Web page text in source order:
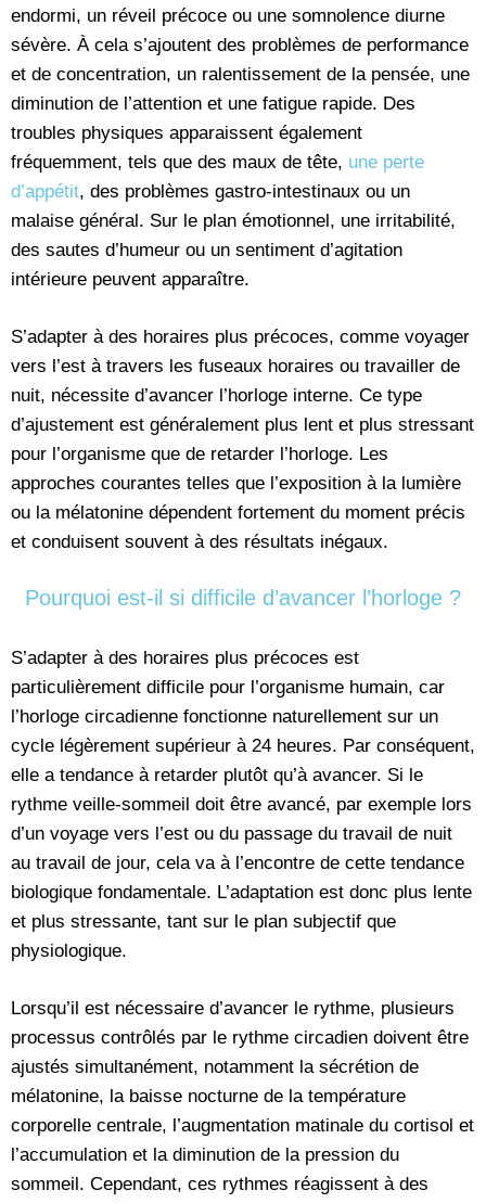
endormi, un réveil précoce ou une somnolence diurne
sévère. À cela s’ajoutent des problèmes de performance
et de concentration, un ralentissement de la pensée, une
diminution de l’attention et une fatigue rapide. Des
troubles physiques apparaissent également
fréquemment, tels que des maux de tête, une perte
d’appétit, des problèmes gastro-intestinaux ou un
malaise général. Sur le plan émotionnel, une irritabilité,
des sautes d’humeur ou un sentiment d’agitation
intérieure peuvent apparaître.
S’adapter à des horaires plus précoces, comme voyager
vers l’est à travers les fuseaux horaires ou travailler de
nuit, nécessite d’avancer l’horloge interne. Ce type
d’ajustement est généralement plus lent et plus stressant
pour l’organisme que de retarder l’horloge. Les
approches courantes telles que l’exposition à la lumière
ou la mélatonine dépendent fortement du moment précis
et conduisent souvent à des résultats inégaux.
Pourquoi est-il si difficile d’avancer l’horloge ?
S’adapter à des horaires plus précoces est
particulièrement difficile pour l’organisme humain, car
l’horloge circadienne fonctionne naturellement sur un
cycle légèrement supérieur à 24 heures. Par conséquent,
elle a tendance à retarder plutôt qu’à avancer. Si le
rythme veille-sommeil doit être avancé, par exemple lors
d’un voyage vers l’est ou du passage du travail de nuit
au travail de jour, cela va à l’encontre de cette tendance
biologique fondamentale. L’adaptation est donc plus lente
et plus stressante, tant sur le plan subjectif que
physiologique.
Lorsqu’il est nécessaire d’avancer le rythme, plusieurs
processus contrôlés par le rythme circadien doivent être
ajustés simultanément, notamment la sécrétion de
mélatonine, la baisse nocturne de la température
corporelle centrale, l’augmentation matinale du cortisol et
l’accumulation et la diminution de la pression du
sommeil. Cependant, ces rythmes réagissent à des